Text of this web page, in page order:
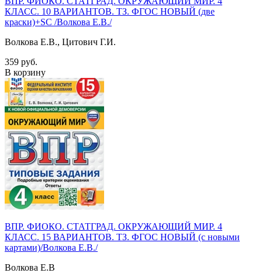
КЛАСС. 10 ВАРИАНТОВ. ТЗ. ФГОС НОВЫЙ (две
краски)+SC /Волкова Е.В./
Волкова Е.В., Цитович Г.И.
359 руб.
В корзину
ВПР. ФИОКО. СТАТГРАД. ОКРУЖАЮЩИЙ МИР. 4
КЛАСС. 15 ВАРИАНТОВ. ТЗ. ФГОС НОВЫЙ (с новыми
картами)/Волкова Е.В./
Волкова Е.В